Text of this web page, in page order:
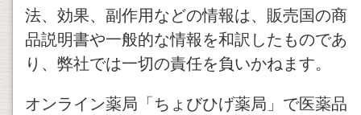
法、効果、副作用などの情報は、販売国の商
品説明書や一般的な情報を和訳したものであ
り、弊社では一切の責任を負いかねます。
オンライン薬局「ちょびひげ薬局」で医薬品